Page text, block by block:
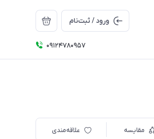
ورود / ثبت‌نام
09124780957
مقایسه علاقه‌مندی